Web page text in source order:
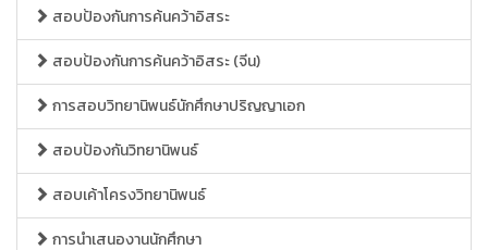
สอบป้องกันการค้นคว้าอิสระ
สอบป้องกันการค้นคว้าอิสระ (จีน)
การสอบวิทยานิพนธ์นักศึกษาปริญญาเอก
สอบป้องกันวิทยานิพนธ์
สอบเค้าโครงวิทยานิพนธ์
การนำเสนองานนักศึกษา